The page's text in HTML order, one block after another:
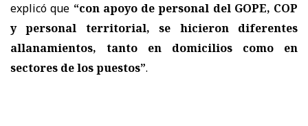
explicó que “con apoyo de personal del GOPE, COP
y personal territorial, se hicieron diferentes
allanamientos, tanto en domicilios como en
sectores de los puestos”.